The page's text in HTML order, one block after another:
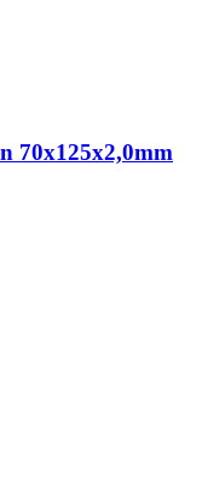
70x125x2,0mm